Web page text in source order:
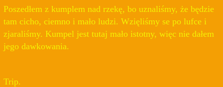
Poszedłem z kumplem nad rzekę, bo uznaliśmy, że będzie
tam cicho, ciemno i mało ludzi. Wzięliśmy se po lufce i
zjaraliśmy. Kumpel jest tutaj mało istotny, więc nie dałem
jego dawkowania.
Trip.